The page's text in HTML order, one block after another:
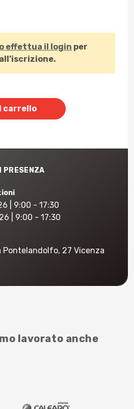
effettua il login per
carrello
PRESENZA
| 9:00 - 17:30
| 9:00 - 17:30
Pontelandolfo, 27 Vicenza
lavorato anche